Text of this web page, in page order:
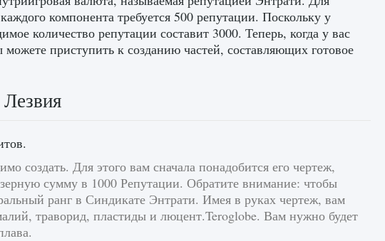
компонента требуется 500 репутации. Поскольку у
количество репутации составит 3000. Теперь, когда у вас
приступить к созданию частей, составляющих готовое
Лезвия
создать. Для этого вам сначала понадобится его чертеж,
сумму в 1000 Репутации. Обратите внимание: чтобы
ранг в Синдикате Энтрати. Имея в руках чертеж, вам
траворид, пластиды и люцент.Teroglobe. Вам нужно будет